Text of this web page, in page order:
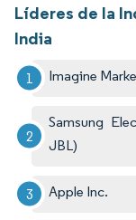
Líderes de la
India
Imagine
Samsung
JBL)
Apple Inc.